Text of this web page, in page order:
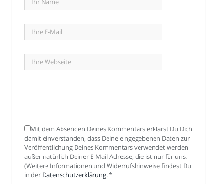
Mit dem Absenden Deines Kommentars erklärst Du Dich
damit einverstanden, dass Deine eingegebenen Daten zur
Veröffentlichung Deines Kommentars verwendet werden -
außer natürlich Deiner E-Mail-Adresse, die ist nur für uns.
(Weitere Informationen und Widerrufshinweise findest Du
in der Datenschutzerklärung. *